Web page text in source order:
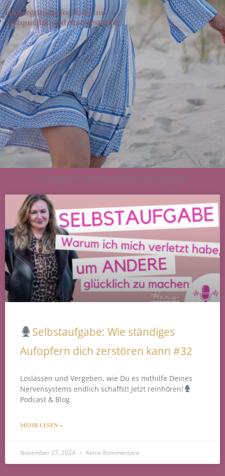
Hintergrundinfos rund um
Zeitqualität und Manifestation
Schlagwort: emotionales Essen stoppen
Selbstaufgabe: Wie ständiges
Aufopfern dich zerstören kann #32
Loslassen und Vergeben, wie Du es mithilfe Deines
Nervensystems endlich schaffst! Jetzt reinhören!
Podcast & Blog
MEHR LESEN »
November 27, 2024 Keine Kommentare